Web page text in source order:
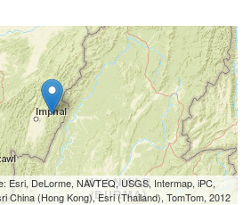
DeLorme, NAVTEQ, USGS, Intermap, iPC,
China (Hong Kong), Esri (Thailand), TomTom, 2012